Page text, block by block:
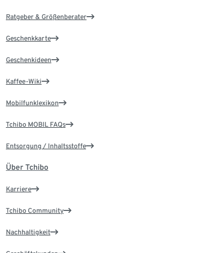
Ratgeber & Größenberater
Geschenkkarte
Geschenkideen
Kaffee-Wiki
Mobilfunklexikon
Tchibo MOBIL FAQs
Entsorgung / Inhaltsstoffe
Über Tchibo
Karriere
Tchibo Community
Nachhaltigkeit